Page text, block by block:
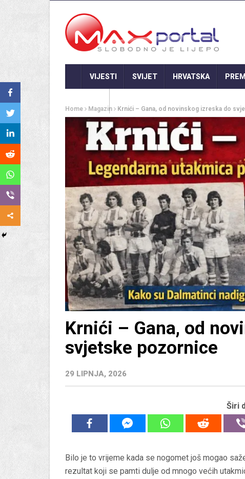
VIJESTI SVIJET HRVATSKA
Home Magazin Krnići – Gana, od novinskog izreska do
Krnići – Gana, od
svjetske pozornice
29 LIPNJA, 2026
Širi
Bilo je to vrijeme kada se nogomet još mogao
rezultat koji se pamti dulje od mnogo većih